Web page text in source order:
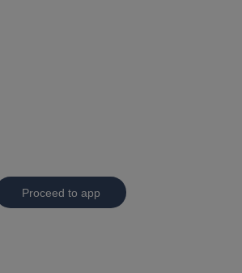
Proceed to app